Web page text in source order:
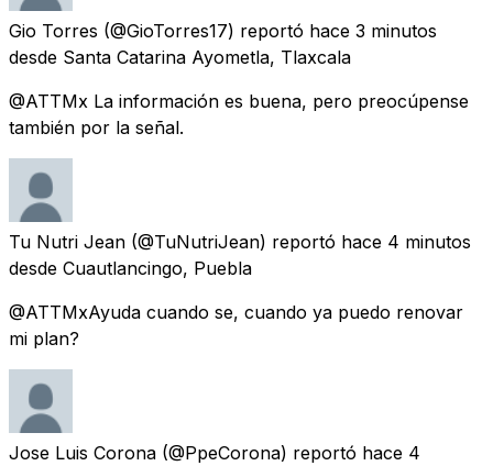
Gio Torres (@GioTorres17) reportó hace 3 minutos
desde Santa Catarina Ayometla, Tlaxcala
@ATTMx La información es buena, pero preocúpense
también por la señal.
Tu Nutri Jean (@TuNutriJean) reportó hace 4 minutos
desde Cuautlancingo, Puebla
@ATTMxAyuda cuando se, cuando ya puedo renovar
mi plan?
Jose Luis Corona (@PpeCorona) reportó hace 4